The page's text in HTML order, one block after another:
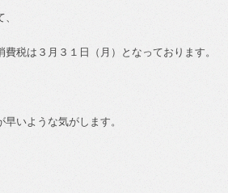
税は３月３１日（月）となっております。
いような気がします。